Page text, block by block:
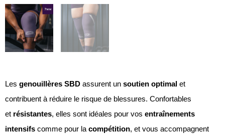
Les genouillères SBD assurent un soutien optimal et
contribuent à réduire le risque de blessures. Confortables
et résistantes, elles sont idéales pour vos entraînements
intensifs comme pour lacompétition, et vous accompagnent